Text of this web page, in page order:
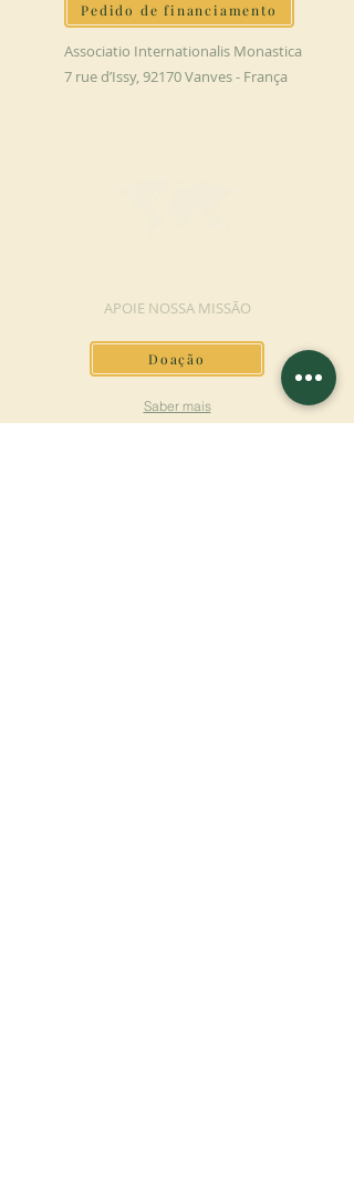
Pedido de financiamento
Associatio Internationalis Monastica
7 rue d’Issy, 92170 Vanves - França
APOIE NOSSA MISSÃO
Doação
Saber mais